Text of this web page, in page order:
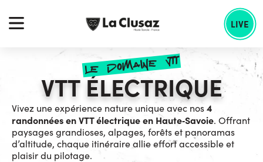
:
content
LIVE
le domaine vtt
VTT ÉLECTRIQUE
Vivez une expérience nature unique avec nos4
randonnées en VTT électrique en Haute‑Savoie. Offrant
paysages grandioses, alpages, forêts et panoramas
d’altitude, chaque itinéraire allie effort accessible et
plaisir du pilotage.